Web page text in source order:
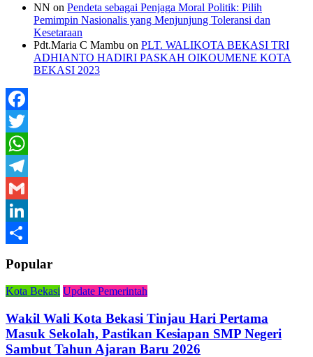
NN on Pendeta sebagai Penjaga Moral Politik: Pilih
Pemimpin Nasionalis yang Menjunjung Toleransi dan
Kesetaraan
Pdt.Maria C Mambu on PLT. WALIKOTA BEKASI TRI
ADHIANTO HADIRI PASKAH OIKOUMENE KOTA
BEKASI 2023
Facebook
Twitter
WhatsApp
Telegram
Gmail
LinkedIn
Popular
Kota Bekasi Update Pemerintah
Wakil Wali Kota Bekasi Tinjau Hari Pertama
Masuk Sekolah, Pastikan Kesiapan SMP Negeri
Sambut Tahun Ajaran Baru 2026